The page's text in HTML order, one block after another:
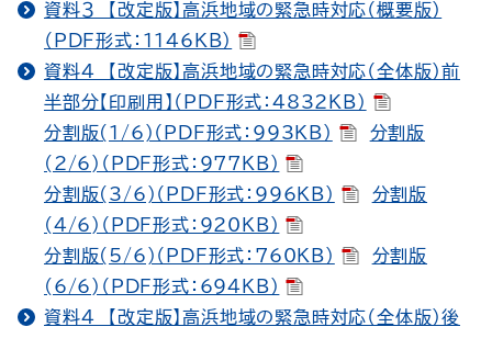
資料３ 【改定版】高浜地域の緊急時対応（概要版）
（PDF形式：1146KB）
資料４ 【改定版】高浜地域の緊急時対応（全体版）前
半部分【印刷用】（PDF形式：4832KB）
分割版(1/6)（PDF形式：993KB）
分割版
(2/6)（PDF形式：977KB）
分割版(3/6)（PDF形式：996KB）
分割版
(4/6)（PDF形式：920KB）
分割版(5/6)（PDF形式：760KB）
分割版
(6/6)（PDF形式：694KB）
資料４ 【改定版】高浜地域の緊急時対応（全体版）後